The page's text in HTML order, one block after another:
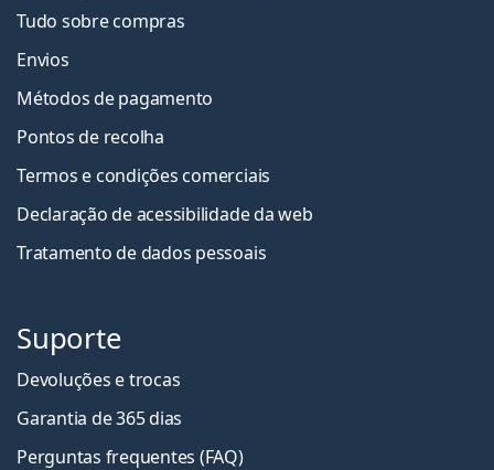
Tudo sobre compras
Envios
Métodos de pagamento
Pontos de recolha
Termos e condições comerciais
Declaração de acessibilidade da web
Tratamento de dados pessoais
Suporte
Devoluções e trocas
Garantia de 365 dias
Perguntas frequentes (FAQ)